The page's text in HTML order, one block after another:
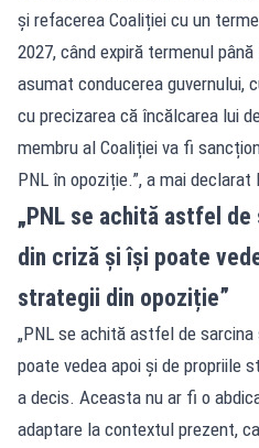
și refacerea Coaliției cu un
2027, când expiră termenul
asumat conducerea guvernului,
cu precizarea că încălcarea lui
membru al Coaliției va fi
PNL în opoziție.”, a mai declarat
„PNL se achită astfel
din criză și își poate
strategii din opoziție”
„PNL se achită astfel de
poate vedea apoi și de propriile
a decis. Aceasta nu ar fi o
adaptare la contextul prezent,